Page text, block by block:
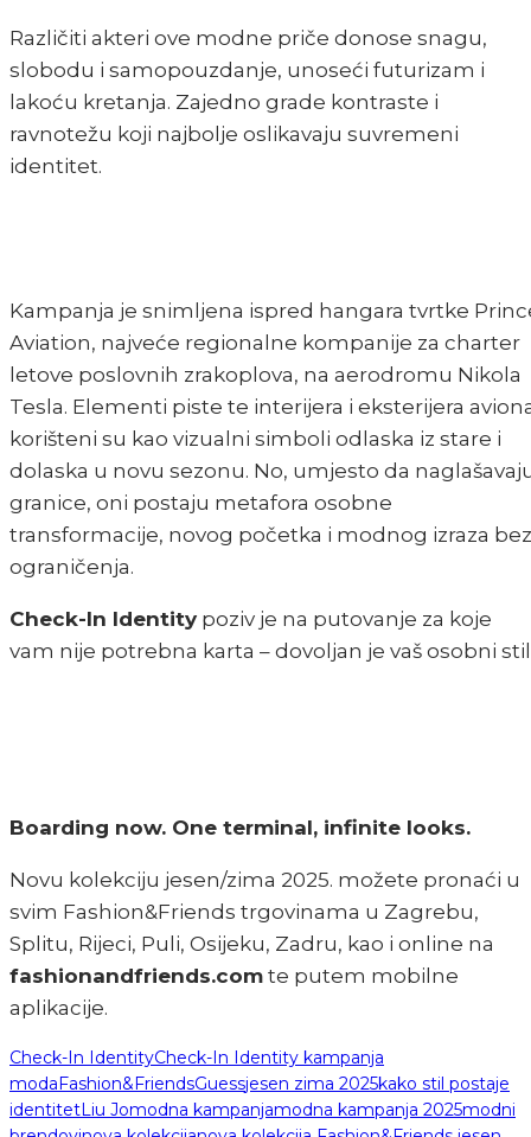
Različiti akteri ove modne priče donose snagu,
slobodu i samopouzdanje, unoseći futurizam i
lakoću kretanja. Zajedno grade kontraste i
ravnotežu koji najbolje oslikavaju suvremeni
identitet.
Kampanja je snimljena ispred hangara tvrtke
Aviation, najveće regionalne kompanije za charter
letove poslovnih zrakoplova, na aerodromu Nikola
Tesla. Elementi piste te interijera i eksterijera
korišteni su kao vizualni simboli odlaska iz stare i
dolaska u novu sezonu. No, umjesto da
granice, oni postaju metafora osobne
transformacije, novog početka i modnog izraza bez
ograničenja.
Check-In Identity poziv je na putovanje za koje
vam nije potrebna karta – dovoljan je vaš osobni
Boarding now. One terminal, infinite looks.
Novu kolekciju jesen/zima 2025. možete pronaći u
svim Fashion&Friends trgovinama u Zagrebu,
Splitu, Rijeci, Puli, Osijeku, Zadru, kao i online na
fashionandfriends.com te putem mobilne
aplikacije.
Check-In IdentityCheck-In Identity kampanja
modaFashion&FriendsGuessjesen zima 2025kako stil postaje
identitetLiu Jomodna kampanjamodna kampanja 2025modni